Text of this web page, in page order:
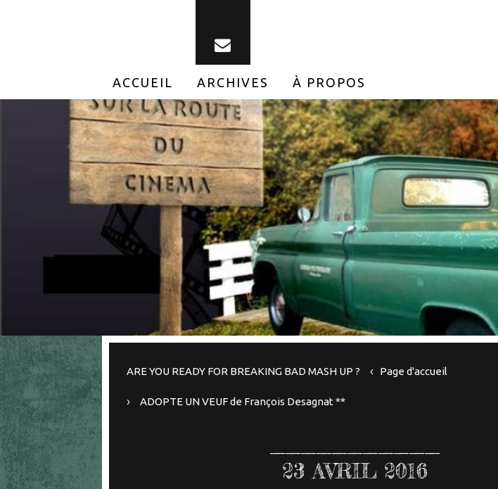
ACCUEIL ARCHIVES À PROPOS
ARE YOU READY FOR BREAKING BAD MASH UP ? Page d'accueil
ADOPTE UN VEUF de François Desagnat **
23 AVRIL 2016